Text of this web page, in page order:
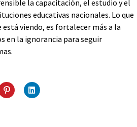
la capacitación, el estudio y el
educativas nacionales. Lo que
está viendo, es fortalecer más a la
en la ignorancia para seguir